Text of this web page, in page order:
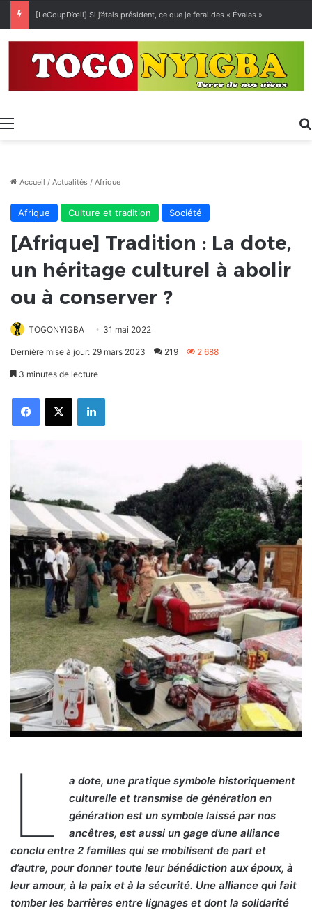
[LeCoupD’œil] Si j’étais président, ce que je ferai des « Évalas »
Menu
Accueil / Actualités / Afrique
Afrique Culture et tradition Société
[Afrique] Tradition : La dote,
un héritage culturel à abolir
ou à conserver ?
TOGONYIGBA 31 mai 2022
Dernière mise à jour: 29 mars 2023 219 2 688
3 minutes de lecture
FacebookX Linkedin
L
a dote, une pratique symbole historiquement
culturelle et transmise de génération en
génération est un symbole laissé par nos
ancêtres, est aussi un gage d’une alliance
conclu entre 2 familles qui se mobilisent de part et
d’autre, pour donner toute leur bénédiction aux époux, à
leur amour, à la paix et à la sécurité. Une alliance qui fait
tomber les barrières entre lignages et dont la solidarité